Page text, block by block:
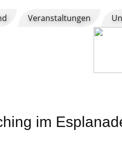
Veranstaltungen
im